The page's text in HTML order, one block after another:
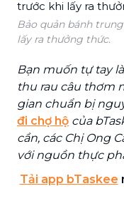
Bảo quản bánh
lấy ra thưởng thức.
Bạn muốn tự tay
thu rau câu thơm
gian chuẩn bị
đi chợ hộ của
cần, các Chị Ong
với nguồn thực
Tải app bTaskee